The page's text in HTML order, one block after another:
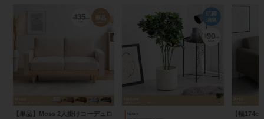
【単品】Moss 2人掛けコーデュロ
【幅